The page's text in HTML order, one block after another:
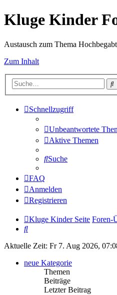
Kluge Kinder
Austausch zum Thema
Zum Inhalt
Schnellzugriff
Unbeantwortete
Aktive Themen
Suche
FAQ
Anmelden
Registrieren
Kluge Kinder Seite Foren-
Suche
Aktuelle Zeit: Fr 7. Aug 2026,
neue Kategorie
Themen
Beiträge
Letzter Beitrag